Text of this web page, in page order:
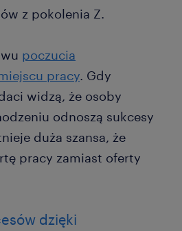
z pokolenia Z.
poczucia
pracy. Gdy
widzą, że osoby
odnoszą sukcesy
duża szansa, że
pracy zamiast oferty
dzięki